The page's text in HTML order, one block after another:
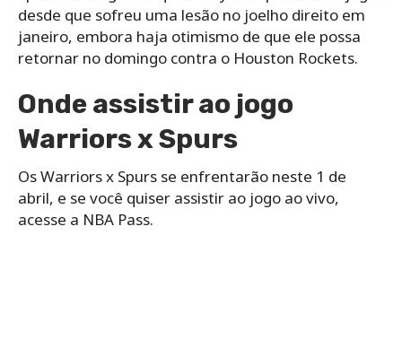
desde que sofreu uma lesão no joelho direito em
janeiro, embora haja otimismo de que ele possa
retornar no domingo contra o Houston Rockets.
Onde assistir ao jogo
Warriors x Spurs
Os Warriors x Spurs se enfrentarão neste 1 de
abril, e se você quiser assistir ao jogo ao vivo,
acesse a NBA Pass.